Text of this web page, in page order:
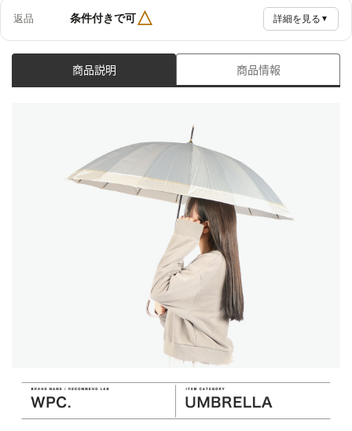
返品 条件付きで可△ 詳細を見る ▼
商品説明 商品情報